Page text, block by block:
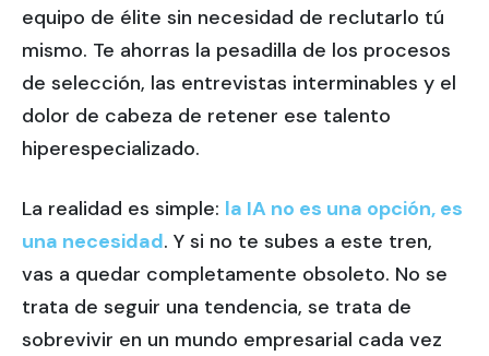
equipo de élite sin necesidad de reclutarlo tú
mismo. Te ahorras la pesadilla de los procesos
de selección, las entrevistas interminables y el
dolor de cabeza de retener ese talento
hiperespecializado.
La realidad es simple: la IA no es una opción, es
una necesidad. Y si no te subes a este tren,
vas a quedar completamente obsoleto. No se
trata de seguir una tendencia, se trata de
sobrevivir en un mundo empresarial cada vez